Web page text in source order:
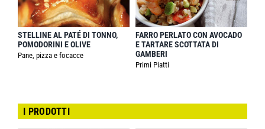
STELLINE AL PATÉ DI TONNO,
POMODORINI E OLIVE
Pane, pizza e focacce
FARRO PERLATO CON AVOCADO
E TARTARE SCOTTATA DI
GAMBERI
Primi Piatti
I PRODOTTI